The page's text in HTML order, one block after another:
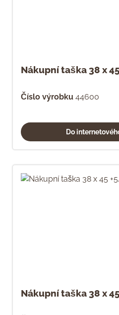
Nákupní taška 38 x
Číslo výrobku 44600
Do
Nákupní taška 38 x